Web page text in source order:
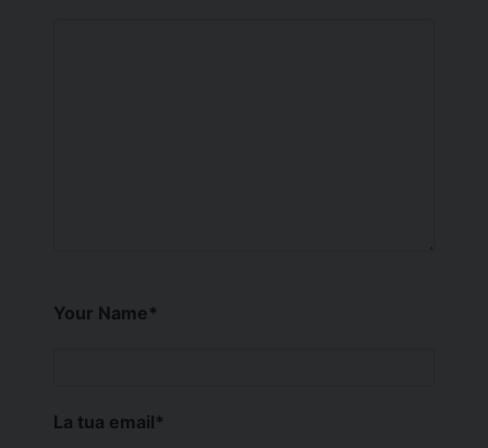
Your Name*
La tua email*